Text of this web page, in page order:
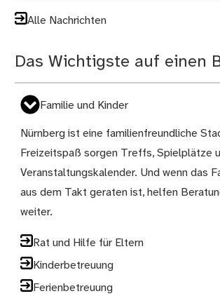
Alle Nachrichten
Das Wichtigste auf einen
Familie und Kinder
Nürnberg ist eine familienfreundliche
Freizeitspaß sorgen Treffs, Spielplätze
Veranstaltungskalender. Und wenn das
aus dem Takt geraten ist, helfen
weiter.
Rat und Hilfe für Eltern
Kinderbetreuung
Ferienbetreuung